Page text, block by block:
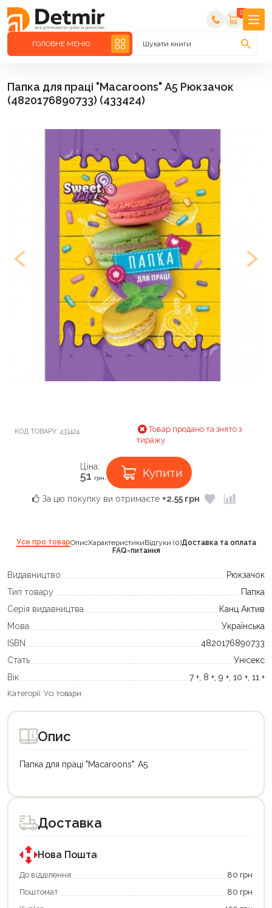
0
ГОЛОВНЕ МЕНЮ Шукати книги
Папка для праці "Macaroons" А5 Рюкзачок
(4820176890733) (433424)
КОД ТОВАРУ: 433424
Товар продано та знято з
тиражу
Ціна:
51 грн. Купити
За цю покупку ви отримаєте +2.55 грн
Усе про товарОписХарактеристикиВідгуки (0)Доставка та оплата
FAQ-питання
Видавництво
Рюкзачок
Тип товару
Папка
Серія видавництва
Канц Актив
Мова
Українська
ISBN
4820176890733
Стать
Унісекс
Вік
7 +, 8 +, 9 +, 10 +, 11 +
Категорії: Усі товари
Опис
Папка для праці "Macaroons". А5.
Доставка
Нова Пошта
До відділення
80 грн
Поштомат
80 грн